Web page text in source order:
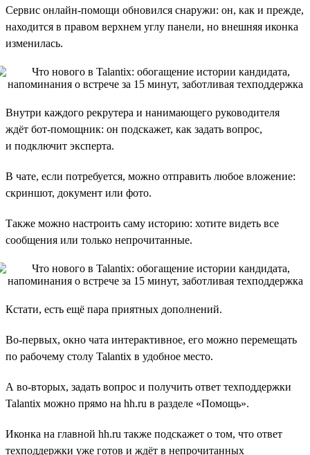
Сервис онлайн-помощи обновился снаружи: он, как и прежде,
находится в правом верхнем углу панели, но внешняя иконка
изменилась.
Внутри каждого рекрутера и нанимающего руководителя
ждёт бот-помощник: он подскажет, как задать вопрос,
и подключит эксперта.
В чате, если потребуется, можно отправить любое вложение:
скриншот, документ или фото.
Также можно настроить саму историю: хотите видеть все
сообщения или только непрочитанные.
Кстати, есть ещё пара приятных дополнений.
Во-первых, окно чата интерактивное, его можно перемещать
по рабочему столу Talantix в удобное место.
А во-вторых, задать вопрос и получить ответ техподдержки
Talantix можно прямо на hh.ru в разделе «Помощь».
Иконка на главной hh.ru также подскажет о том, что ответ
техподдержки уже готов и ждёт в непрочитанных